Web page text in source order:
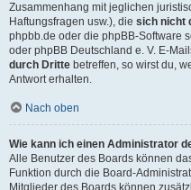
Zusammenhang mit jeglichen
Haftungsfragen usw.), die sich nicht
phpbb.de oder die phpBB-Software
oder phpBB Deutschland e. V. E-
durch Dritte betreffen, so wirst du,
Antwort erhalten.
Nach oben
Wie kann ich einen Administrator
Alle Benutzer des Boards können
Funktion durch die Board-
Mitglieder des Boards können